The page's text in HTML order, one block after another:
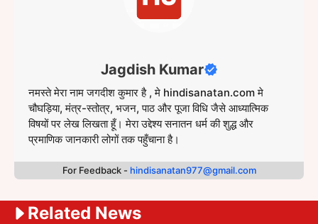
Jagdish Kumar
नमस्ते मेरा नाम जगदीश कुमार है , मे hindisanatan.com मे
चौघड़िया, मंत्र-स्तोत्र, भजन, पाठ और पूजा विधि जैसे आध्यात्मिक
विषयों पर लेख लिखता हूँ। मेरा उद्देश्य सनातन धर्म की शुद्ध और
प्रमाणिक जानकारी लोगों तक पहुँचाना है।
For Feedback - hindisanatan977@gmail.com
Related News